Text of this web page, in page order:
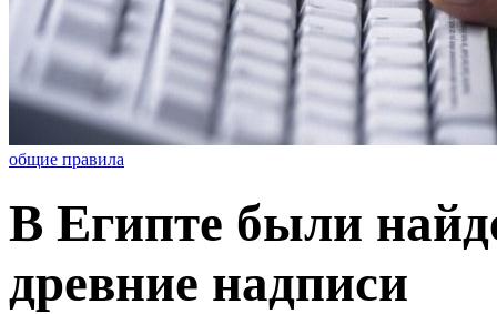
общие правила
В Египте были
древние надписи